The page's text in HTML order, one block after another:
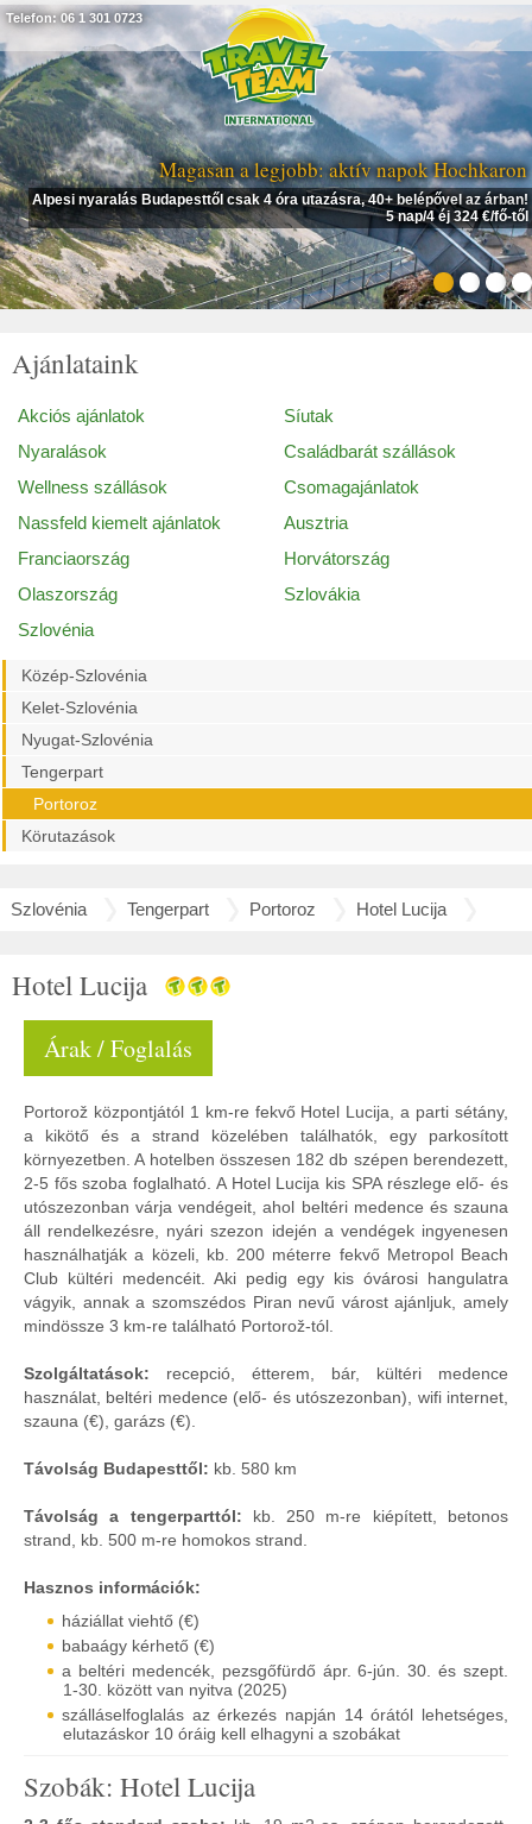
Magasan a legjobb: aktív napok Hochkaron
Alpesi nyaralás Budapesttől csak 4 óra utazásra, 40+ belépővel az árban!
5 nap/4 éj 324 €/fő-től
Telefon: 06 1 301 0723
Ajánlataink
Akciós ajánlatok
Síutak
Nyaralások
Családbarát szállások
Wellness szállások
Csomagajánlatok
Nassfeld kiemelt ajánlatok
Ausztria
Franciaország
Horvátország
Olaszország
Szlovákia
Szlovénia
Közép-Szlovénia
Kelet-Szlovénia
Nyugat-Szlovénia
Tengerpart
Portoroz
Körutazások
Szlovénia Tengerpart Portoroz Hotel Lucija
Hotel Lucija
Árak / Foglalás
Portorož központjától 1 km-re fekvő Hotel Lucija, a parti sétány,
a kikötő és a strand közelében találhatók, egy parkosított
környezetben. A hotelben összesen 182 db szépen berendezett,
2-5 fős szoba foglalható. A Hotel Lucija kis SPA részlege elő- és
utószezonban várja vendégeit, ahol beltéri medence és szauna
áll rendelkezésre, nyári szezon idején a vendégek ingyenesen
használhatják a közeli, kb. 200 méterre fekvő Metropol Beach
Club kültéri medencéit. Aki pedig egy kis óvárosi hangulatra
vágyik, annak a szomszédos Piran nevű várost ajánljuk, amely
mindössze 3 km-re található Portorož-tól.
Szolgáltatások: recepció, étterem, bár, kültéri medence
használat, beltéri medence (elő- és utószezonban), wifi internet,
szauna (€), garázs (€).
Távolság Budapesttől: kb. 580 km
Távolság a tengerparttól: kb. 250 m-re kiépített, betonos
strand, kb. 500 m-re homokos strand.
Hasznos információk:
háziállat viehtő (€)
babaágy kérhető (€)
a beltéri medencék, pezsgőfürdő ápr. 6-jún. 30. és szept.
1-30. között van nyitva (2025)
szálláselfoglalás az érkezés napján 14 órától lehetséges,
elutazáskor 10 óráig kell elhagyni a szobákat
Szobák: Hotel Lucija